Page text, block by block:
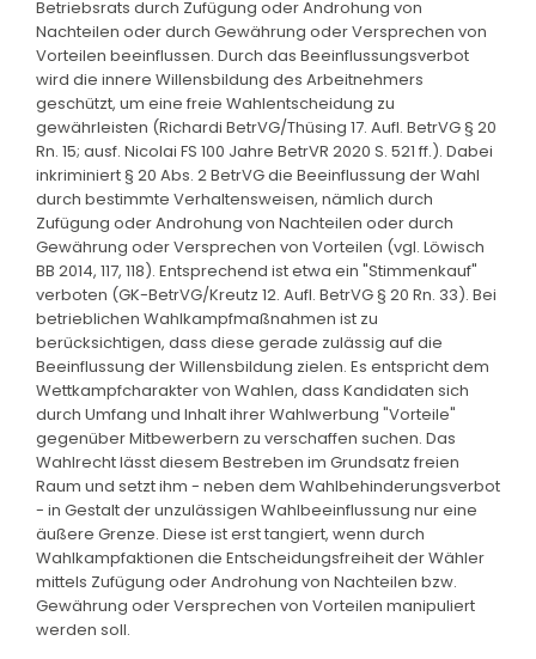
Betriebsrats durch Zufügung oder Androhung von
Nachteilen oder durch Gewährung oder Versprechen von
Vorteilen beeinflussen. Durch das Beeinflussungsverbot
wird die innere Willensbildung des Arbeitnehmers
geschützt, um eine freie Wahlentscheidung zu
gewährleisten (Richardi BetrVG/Thüsing 17. Aufl. BetrVG § 20
Rn. 15; ausf. Nicolai FS 100 Jahre BetrVR 2020 S. 521 ff.). Dabei
inkriminiert § 20 Abs. 2 BetrVG die Beeinflussung der Wahl
durch bestimmte Verhaltensweisen, nämlich durch
Zufügung oder Androhung von Nachteilen oder durch
Gewährung oder Versprechen von Vorteilen (vgl. Löwisch
BB 2014, 117, 118). Entsprechend ist etwa ein "Stimmenkauf"
verboten (GK-BetrVG/Kreutz 12. Aufl. BetrVG § 20 Rn. 33). Bei
betrieblichen Wahlkampfmaßnahmen ist zu
berücksichtigen, dass diese gerade zulässig auf die
Beeinflussung der Willensbildung zielen. Es entspricht dem
Wettkampfcharakter von Wahlen, dass Kandidaten sich
durch Umfang und Inhalt ihrer Wahlwerbung "Vorteile"
gegenüber Mitbewerbern zu verschaffen suchen. Das
Wahlrecht lässt diesem Bestreben im Grundsatz freien
Raum und setzt ihm - neben dem Wahlbehinderungsverbot
- in Gestalt der unzulässigen Wahlbeeinflussung nur eine
äußere Grenze. Diese ist erst tangiert, wenn durch
Wahlkampfaktionen die Entscheidungsfreiheit der Wähler
mittels Zufügung oder Androhung von Nachteilen bzw.
Gewährung oder Versprechen von Vorteilen manipuliert
werden soll.